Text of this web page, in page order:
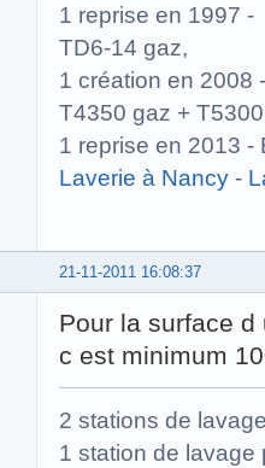
1 reprise en 1997
TD6-14 gaz,
1 création en 2008
T4350 gaz +
1 reprise en 2013 -
Laverie à Nancy -
21-11-2011 16:08:37
Pour la surface
c est minimum
2 stations de
1 station de lavage